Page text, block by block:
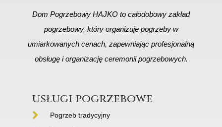
Dom Pogrzebowy HAJKO to całodobowy zakład
pogrzebowy, który organizuje pogrzeby w
umiarkowanych cenach, zapewniając profesjonalną
obsługę i organizację ceremonii pogrzebowych.
usługi pogrzebowe
Pogrzeb tradycyjny